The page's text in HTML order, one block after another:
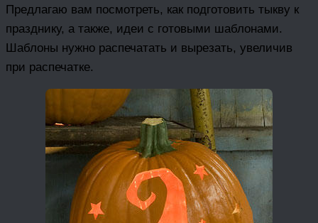
Предлагаю вам посмотреть, как подготовить тыкву к
празднику, а также, идеи с готовыми шаблонами.
Шаблоны нужно распечатать и вырезать, увеличив
при распечатке.